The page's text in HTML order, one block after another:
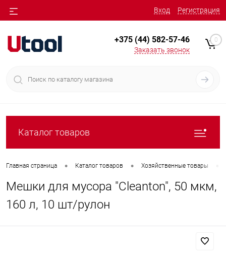
Вход Регистрация
+375 (44) 582-57-46
Заказать звонок
0
Каталог товаров
Главная страница • Каталог товаров • Хозяйственные товары
Мешки для мусора "Cleanton", 50 мкм,
160 л, 10 шт/рулон